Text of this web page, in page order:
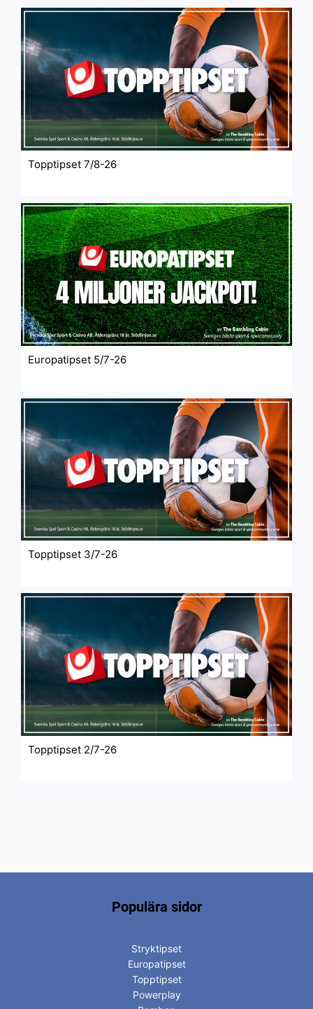
Topptipset 7/8-26
Europatipset 5/7-26
Topptipset 3/7-26
Topptipset 2/7-26
Populära sidor
Stryktipset
Europatipset
Topptipset
Powerplay